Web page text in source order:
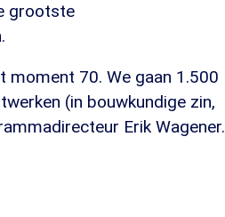
grootste
moment 70. We gaan 1.500
(in bouwkundige zin,
Erik Wagener.